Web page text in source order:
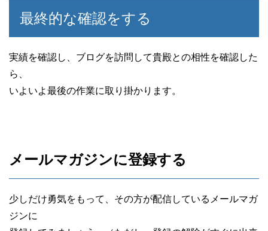
最終的な確認をする
実績を確認し、ブログを訪問して貴殿との相性を確認した
ら、
いよいよ最後の作業に取り掛かります。
メールマガジンに登録する
少しだけ勇気をもって、その方が配信しているメールマガ
ジンに